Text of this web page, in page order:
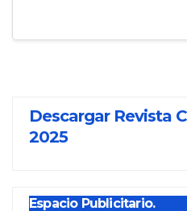
Descargar Revista
2025
Espacio Publicitario.